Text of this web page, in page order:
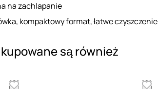
na zachlapanie
kompaktowy format, łatwe czyszczenie
są również